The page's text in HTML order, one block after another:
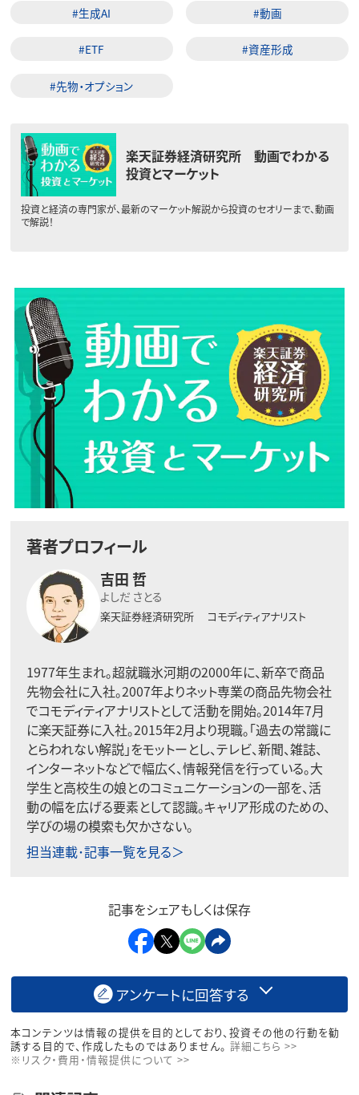
#生成AI #動画
#ETF #資産形成
#先物・オプション
楽天証券経済研究所 動画でわかる
投資とマーケット
投資と経済の専門家が、最新のマーケット解説から投資のセオリーまで、動画
で解説！
著者プロフィール
吉田 哲
よしだ さとる
楽天証券経済研究所 コモディティアナリスト
1977年生まれ。超就職氷河期の2000年に、新卒で商品
先物会社に入社。2007年よりネット専業の商品先物会社
でコモディティアナリストとして活動を開始。2014年7月
に楽天証券に入社。2015年2月より現職。「過去の常識に
とらわれない解説」をモットーとし、テレビ、新聞、雑誌、
インターネットなどで幅広く、情報発信を行っている。大
学生と高校生の娘とのコミュニケーションの一部を、活
動の幅を広げる要素として認識。キャリア形成のための、
学びの場の模索も欠かさない。
担当連載･記事一覧を見る＞
記事をシェアもしくは保存
アンケートに回答する
本コンテンツは情報の提供を目的としており、投資その他の行動を勧
誘する目的で、作成したものではありません。 詳細こちら >>
※リスク・費用・情報提供について >>